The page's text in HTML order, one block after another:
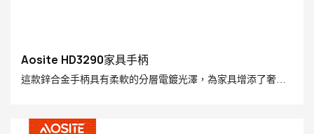
Aosite HD3290家具手柄
這款鋅合金手柄具有柔軟的分層電鍍光澤，為家具增添了奢華